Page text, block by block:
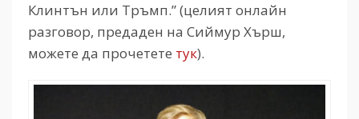
Клинтън или Тръмп.” (целият онлайн
разговор, предаден на Сиймур Хърш,
можете да прочетете тук).